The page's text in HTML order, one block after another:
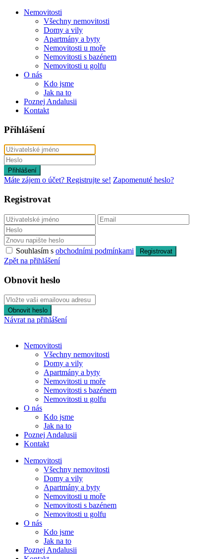
Nemovitosti
Všechny nemovitosti
Domy a vily
Apartmány a byty
Nemovitosti u moře
Nemovitosti s bazénem
Nemovitosti u golfu
O nás
Kdo jsme
Jak na to
Poznej Andalusii
Kontakt
Přihlášení
Přihlášení
Máte zájem o účet? Registrujte se! Zapomenuté heslo?
Registrovat
Souhlasím s obchodními podmínkami Registrovat
Zpět na přihlášení
Obnovit heslo
Obnovit heslo
Návrat na přihlášení
Nemovitosti
Všechny nemovitosti
Domy a vily
Apartmány a byty
Nemovitosti u moře
Nemovitosti s bazénem
Nemovitosti u golfu
O nás
Kdo jsme
Jak na to
Poznej Andalusii
Kontakt
Nemovitosti
Všechny nemovitosti
Domy a vily
Apartmány a byty
Nemovitosti u moře
Nemovitosti s bazénem
Nemovitosti u golfu
O nás
Kdo jsme
Jak na to
Poznej Andalusii